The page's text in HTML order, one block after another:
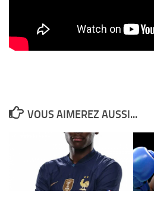
VOUS AIMEREZ AUSSI...